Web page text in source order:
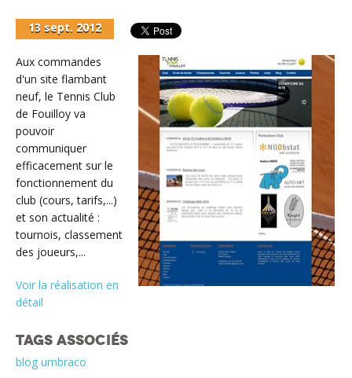
13 sept. 2012
Aux commandes
d'un site flambant
neuf, le Tennis Club
de Fouilloy va
pouvoir
communiquer
efficacement sur le
fonctionnement du
club (cours, tarifs,...)
et son actualité :
tournois, classement
des joueurs,...
Voir la réalisation en
détail
Tags associés
blog umbraco